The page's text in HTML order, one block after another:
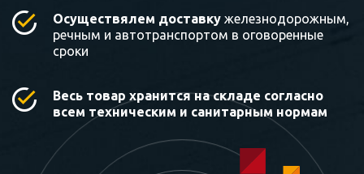
Осуществялем доставку железнодорожным,
речным и автотранспортом в оговоренные
сроки
Весь товар хранится на складе согласно
всем техническим и санитарным нормам